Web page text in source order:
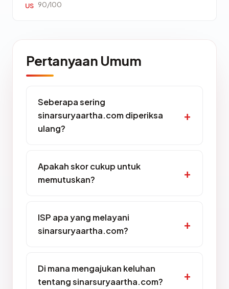
US 90/100
Pertanyaan Umum
Seberapa sering
sinarsuryaartha.com diperiksa
ulang?
Apakah skor cukup untuk
memutuskan?
ISP apa yang melayani
sinarsuryaartha.com?
Di mana mengajukan keluhan
tentang sinarsuryaartha.com?